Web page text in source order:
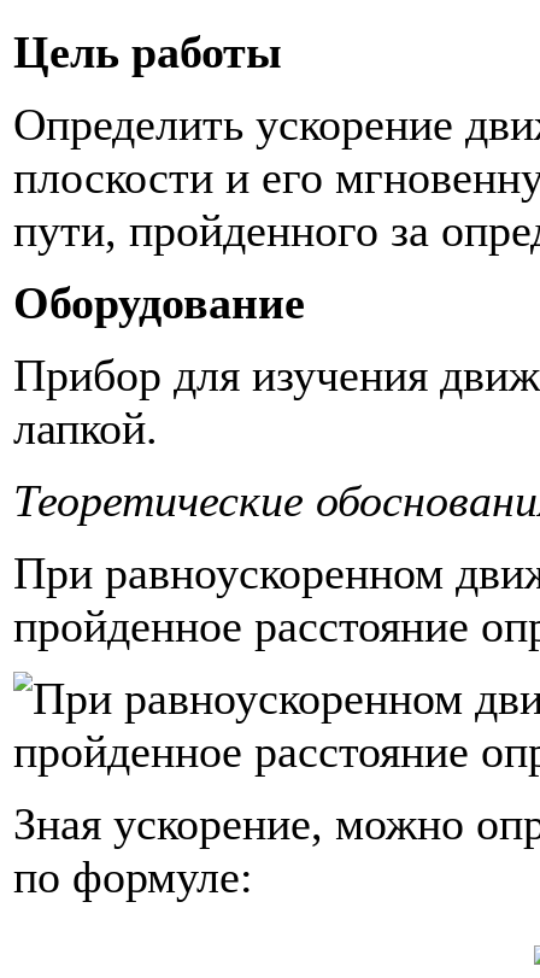
Цель работы
Определить ускорение
плоскости и его
пути, пройденного за
Оборудование
Прибор для изучения
лапкой.
Теоретические
При равноускоренном
пройденное расстояние
Зная ускорение, можно
по формуле: